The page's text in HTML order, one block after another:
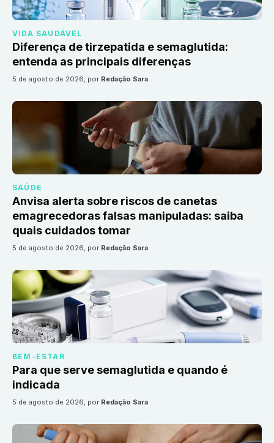
VIDA SAUDÁVEL
Diferença de tirzepatida e semaglutida:
entenda as principais diferenças
5 de agosto de 2026, por Redação Sara
SAÚDE
Anvisa alerta sobre riscos de canetas
emagrecedoras falsas manipuladas: saiba
quais cuidados tomar
5 de agosto de 2026, por Redação Sara
BEM-ESTAR
Para que serve semaglutida e quando é
indicada
5 de agosto de 2026, por Redação Sara